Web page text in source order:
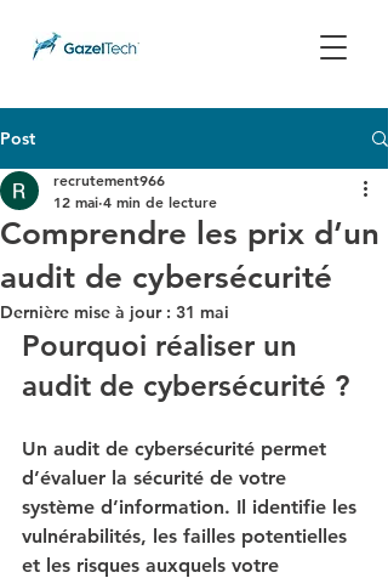
Post
Comprendre les prix d’un
audit de cybersécurité
recrutement966
12 mai 4 min de lecture
Dernière mise à jour : 31 mai
Pourquoi réaliser un
audit de cybersécurité ?
Un audit de cybersécurité permet
d’évaluer la sécurité de votre
système d’information. Il identifie les
vulnérabilités, les failles potentielles
et les risques auxquels votre